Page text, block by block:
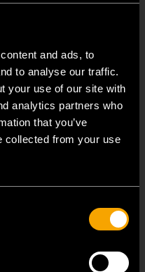
and ads, to
to analyse our traffic.
your use of our site with
analytics partners who
that you’ve
collected from your use
a každoročně oslovuje